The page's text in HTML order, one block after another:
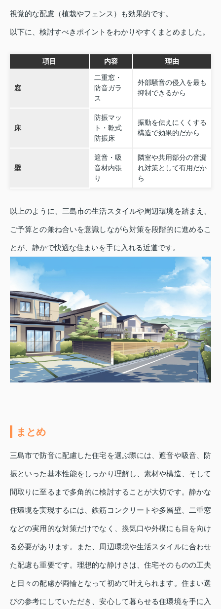
視覚的な配慮（植栽やフェンス）も効果的です。
以下に、検討すべきポイントをわかりやすくまとめました。
項目 内容 理由
窓
二重窓・
防音ガラ
ス
外部騒音の侵入を最も
抑制できるから
床
防振マッ
ト・乾式
防振床
振動を伝えにくくする
構造で効果的だから
壁
遮音・吸
音材内張
り
隣室や共用部分の音漏
れ対策として有用だか
ら
以上のように、三島市の生活スタイルや周辺環境を踏まえ、
ご予算との兼ね合いを意識しながら対策を段階的に進めるこ
とが、静かで快適な住まいを手に入れる近道です。
まとめ
三島市で防音に配慮した住宅を選ぶ際には、遮音や吸音、防
振といった基本性能をしっかり理解し、素材や構造、そして
間取りに至るまで多角的に検討することが大切です。静かな
住環境を実現するには、鉄筋コンクリートや多層壁、二重窓
などの実用的な対策だけでなく、換気口や外構にも目を向け
る必要があります。また、周辺環境や生活スタイルに合わせ
た配慮も重要です。理想的な静けさは、住宅そのものの工夫
と日々の配慮が両輪となって初めて叶えられます。住まい選
びの参考にしていただき、安心して暮らせる住環境を手に入